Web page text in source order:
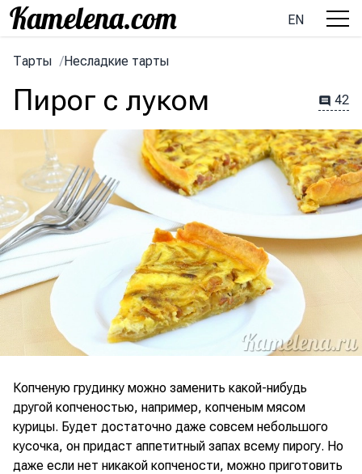
EN
Тарты /Несладкие тарты
Пирог с луком 42
Копченую грудинку можно заменить какой-нибудь
другой копченостью, например, копченым мясом
курицы. Будет достаточно даже совсем небольшого
кусочка, он придаст аппетитный запах всему пирогу. Но
даже если нет никакой копчености, можно приготовить